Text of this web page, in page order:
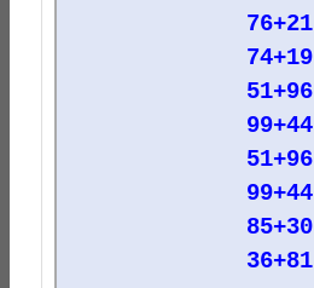
76+21
74+19
51+96
99+44
51+96
99+44
85+30
36+81